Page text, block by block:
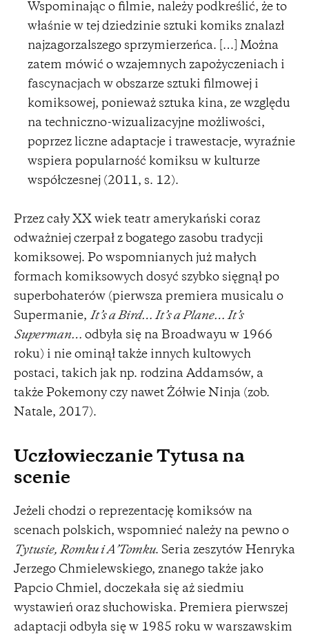
Wspominając o filmie, należy podkreślić, że to
właśnie w tej dziedzinie sztuki komiks znalazł
najzagorzalszego sprzymierzeńca. […] Można
zatem mówić o wzajemnych zapożyczeniach i
fascynacjach w obszarze sztuki filmowej i
komiksowej, ponieważ sztuka kina, ze względu
na techniczno-wizualizacyjne możliwości,
poprzez liczne adaptacje i trawestacje, wyraźnie
wspiera popularność komiksu w kulturze
współczesnej (2011, s. 12).
Przez cały XX wiek teatr amerykański coraz
odważniej czerpał z bogatego zasobu tradycji
komiksowej. Po wspomnianych już małych
formach komiksowych dosyć szybko sięgnął po
superbohaterów (pierwsza premiera musicalu o
Supermanie, It’s a Bird… It’s a Plane… It’s
Superman… odbyła się na Broadwayu w 1966
roku) i nie ominął także innych kultowych
postaci, takich jak np. rodzina Addamsów, a
także Pokemony czy nawet Żółwie Ninja (zob.
Natale, 2017).
Uczłowieczanie Tytusa na
scenie
Jeżeli chodzi o reprezentację komiksów na
scenach polskich, wspomnieć należy na pewno o
Tytusie, Romku i A’Tomku. Seria zeszytów Henryka
Jerzego Chmielewskiego, znanego także jako
Papcio Chmiel, doczekała się aż siedmiu
wystawień oraz słuchowiska. Premiera pierwszej
adaptacji odbyła się w 1985 roku w warszawskim